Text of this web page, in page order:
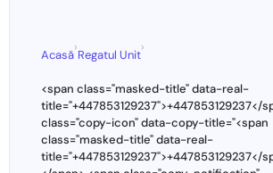
Acasă
›
Regatul Unit
›
<span class="masked-title" data-real-
title="+447853129237">+447853129237</
class="copy-icon" data-copy-title="<span
class="masked-title" data-real-
title="+447853129237">+447853129237</